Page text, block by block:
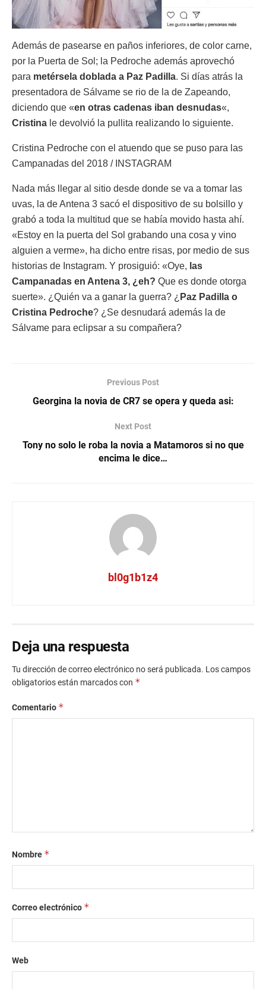
Además de pasearse en paños inferiores, de color carne,
por la Puerta de Sol; la Pedroche además aprovechó
para metérsela doblada a Paz Padilla. Si días atrás la
presentadora de Sálvame se rio de la de Zapeando,
diciendo que «en otras cadenas iban desnudas«,
Cristina le devolvió la pullita realizando lo siguiente.
Cristina Pedroche con el atuendo que se puso para las
Campanadas del 2018 / INSTAGRAM
Nada más llegar al sitio desde donde se va a tomar las
uvas, la de Antena 3 sacó el dispositivo de su bolsillo y
grabó a toda la multitud que se había movido hasta ahí.
«Estoy en la puerta del Sol grabando una cosa y vino
alguien a verme», ha dicho entre risas, por medio de sus
historias de Instagram. Y prosiguió: «Oye, las
Campanadas en Antena 3, ¿eh? Que es donde otorga
suerte». ¿Quién va a ganar la guerra? ¿ Paz Padilla o
Cristina Pedroche? ¿Se desnudará además la de
Sálvame para eclipsar a su compañera?
Previous Post
Georgina la novia de CR7 se opera y queda asi:
Next Post
Tony no solo le roba la novia a Matamoros si no que
encima le dice…
bl0g1b1z4
Deja una respuesta
Tu dirección de correo electrónico no será publicada. Los campos
obligatorios están marcados con *
Comentario *
Nombre *
Correo electrónico *
Web